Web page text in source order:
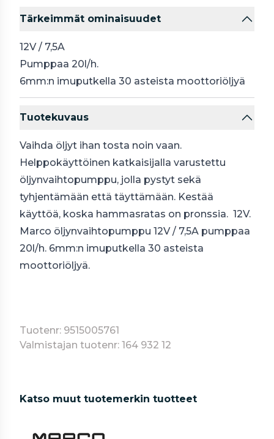
Tärkeimmät ominaisuudet
12V / 7,5A
Pumppaa 20l/h.
6mm:n imuputkella 30 asteista moottoriöljyä
Tuotekuvaus
Vaihda öljyt ihan tosta noin vaan.
Helppokäyttöinen katkaisijalla varustettu
öljynvaihtopumppu, jolla pystyt sekä
tyhjentämään että täyttämään. Kestää
käyttöä, koska hammasratas on pronssia. 12V.
Marco öljynvaihtopumppu 12V / 7,5A pumppaa
20l/h. 6mm:n imuputkella 30 asteista
moottoriöljyä.
Tuotenr: 9515005761
Valmistajan tuotenr: 164 932 12
Katso muut tuotemerkin tuotteet